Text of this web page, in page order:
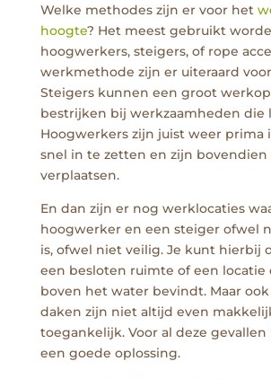
Welke methodes zijn er voor het
hoogte? Het meest gebruikt
hoogwerkers, steigers, of rope
werkmethode zijn er uiteraard
Steigers kunnen een groot
bestrijken bij werkzaamheden die
Hoogwerkers zijn juist weer prima
snel in te zetten en zijn
verplaatsen.
En dan zijn er nog werklocaties
hoogwerker en een steiger ofwel
is, ofwel niet veilig. Je kunt hierbij
een besloten ruimte of een locatie
boven het water bevindt. Maar
daken zijn niet altijd even
toegankelijk. Voor al deze gevallen
een goede oplossing.